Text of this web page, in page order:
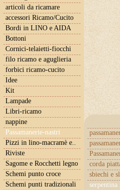
articoli da ricamare
accessori Ricamo/Cucito
Bordi in LINO e AIDA
Bottoni
Cornici-telaietti-fiocchi
filo ricamo e aguglieria
forbici ricamo-cucito
Idee
Kit
Lampade
Libri-ricamo
nappine
Passamanerie-nastri
corda
sbiechi e
serpentina
Pizzi in lino-macramè e..
Riviste
Sagome e Rocchetti legno
Schemi punto croce
Schemi punti tradizionali